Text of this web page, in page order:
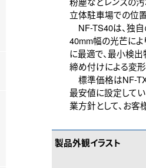
立体駐車場での位
NF-TS40は、独自
40mm幅の光芒によ
に最適で、最小検
締め付けによる変
標準価格はNF-
最安値に設定してい
業方針として、お
製品外観イラスト